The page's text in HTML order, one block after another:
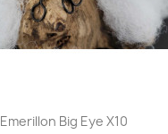
Emerillon Big Eye X10